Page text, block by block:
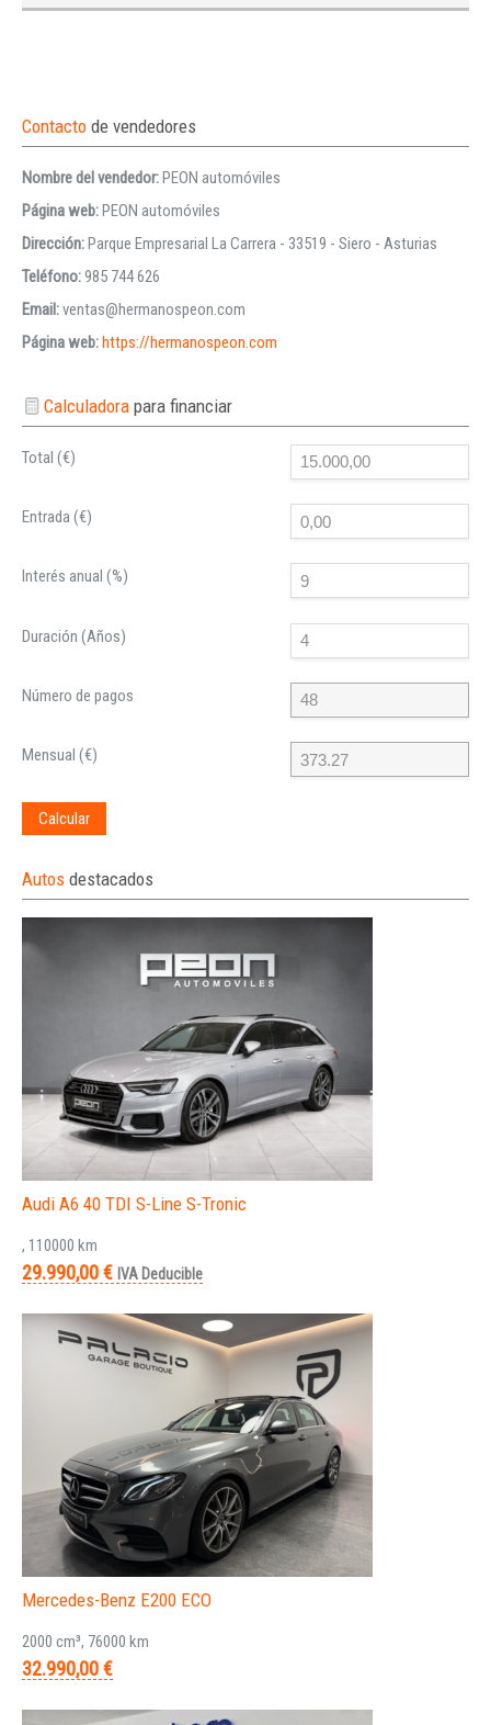
Contacto de vendedores
Nombre del vendedor:PEON automóviles
Página web:PEON automóviles
Dirección:Parque Empresarial La Carrera - 33519 - Siero - Asturias
Teléfono:985 744 626
Email:ventas@hermanospeon.com
Página web:https://hermanospeon.com
Calculadorapara financiar
Total (€)
Entrada (€)
Interés anual (%)
Duración (Años)
Número de pagos
Mensual (€)
Calcular
Autos destacados
Audi A6 40 TDI S-Line S-Tronic
, 110000 km
29.990,00 € IVA Deducible
Mercedes-Benz E200 ECO
2000 cm³, 76000 km
32.990,00 €